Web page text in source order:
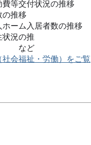
費等交付状況の推移
の推移
ホーム入居者数の推移
状況の推
ど
社会福祉・労働）をご覧